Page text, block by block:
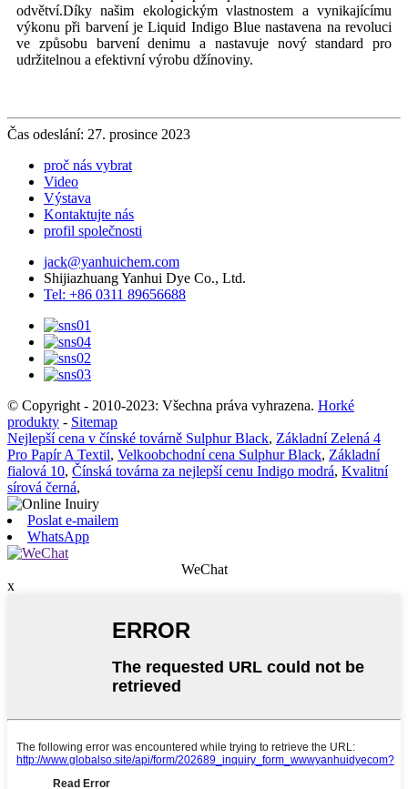
odvětví.Díky našim ekologickým vlastnostem a vynikajícímu
výkonu při barvení je Liquid Indigo Blue nastavena na revoluci
ve způsobu barvení denimu a nastavuje nový standard pro
udržitelnou a efektivní výrobu džínoviny.
Čas odeslání: 27. prosince 2023
proč nás vybrat
Video
Výstava
Kontaktujte nás
profil společnosti
jack@yanhuichem.com
Shijiazhuang Yanhui Dye Co., Ltd.
Tel: +86 0311 89656688
© Copyright - 2010-2023: Všechna práva vyhrazena. Horké
produkty - Sitemap
Nejlepší cena v čínské továrně Sulphur Black, Základní Zelená 4
Pro Papír A Textil, Velkoobchodní cena Sulphur Black, Základní
fialová 10, Čínská továrna za nejlepší cenu Indigo modrá, Kvalitní
sírová černá,
Poslat e-mailem
WhatsApp
WeChat
x